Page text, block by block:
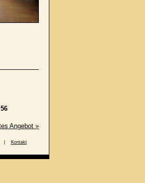
Angebot »
Kontakt